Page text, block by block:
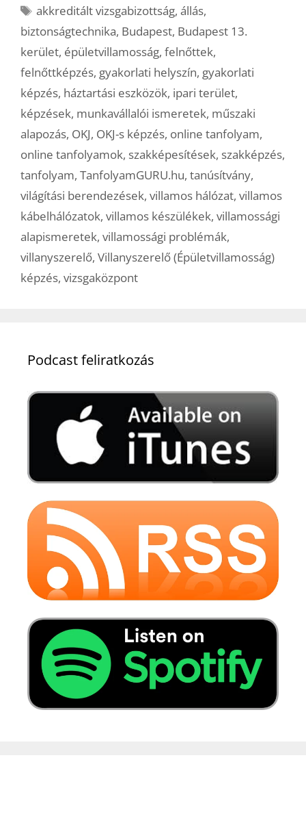
Címkék
akkreditált vizsgabizottság,állás,
biztonságtechnika, Budapest, Budapest 13.
kerület, épületvillamosság, felnőttek,
felnőttképzés, gyakorlati helyszín, gyakorlati
képzés, háztartási eszközök, ipari terület,
képzések, munkavállalói ismeretek, műszaki
alapozás, OKJ, OKJ-s képzés, online tanfolyam,
online tanfolyamok, szakképesítések, szakképzés,
tanfolyam, TanfolyamGURU.hu, tanúsítvány,
világítási berendezések, villamos hálózat, villamos
kábelhálózatok, villamos készülékek, villamossági
alapismeretek, villamossági problémák,
villanyszerelő, Villanyszerelő (Épületvillamosság)
képzés, vizsgaközpont
Podcast feliratkozás